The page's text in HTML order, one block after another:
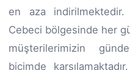
en aza indirilmektedir.
Cebeci bölgesinde her
müşterilerimizin
biçimde